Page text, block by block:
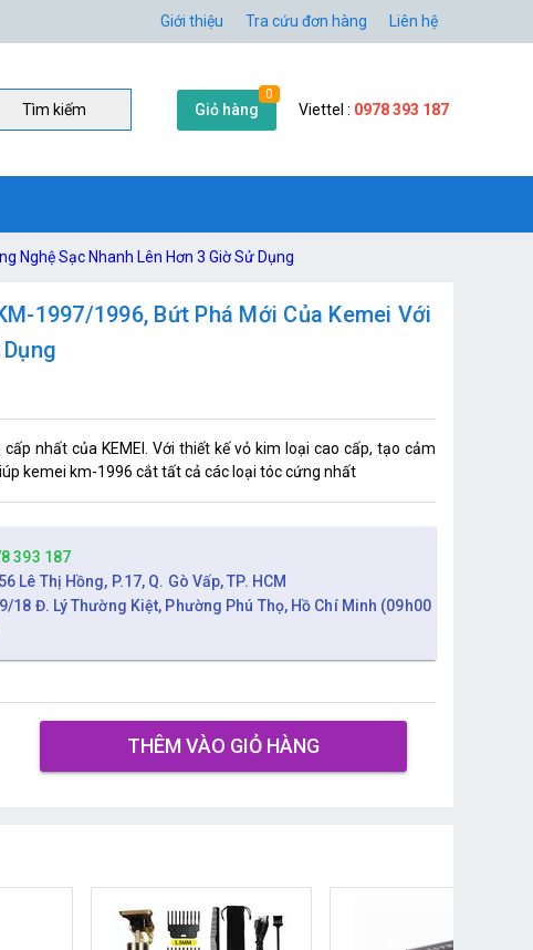
Giới thiệu Tra cứu đơn hàng Liên hệ
Tìm kiếm Giỏ hàng
0
Viettel : 0978 393 187
Nghệ Sạc Nhanh Lên Hơn 3 Giờ Sử Dụng
1997/1996, Bứt Phá Mới Của Kemei Với
nhất của KEMEI. Với thiết kế vỏ kim loại cao cấp, tạo cảm
kemei km-1996 cắt tất cả các loại tóc cứng nhất
393 187
Lê Thị Hồng, P.17, Q. Gò Vấp, TP. HCM
18 Đ. Lý Thường Kiệt, Phường Phú Thọ, Hồ Chí Minh (09h00
THÊM VÀO GIỎ HÀNG